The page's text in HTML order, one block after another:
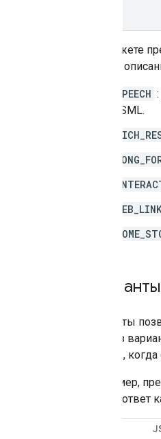
Вы можете
списке
SPEECH
SSML.
Варианты
Варианты
один из
ответы,
Например,
тот же